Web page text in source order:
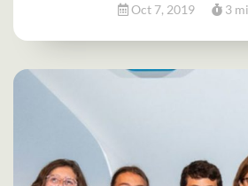
Oct 7, 2019 3